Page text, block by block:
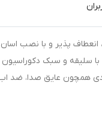
انعطاف پذیر و با نصب
با سلیقه و سبک
همچون عایق صدا، ضد